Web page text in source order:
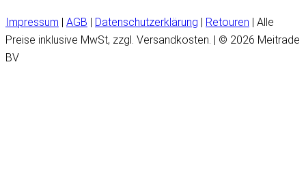
Impressum AGB Datenschutzerklärung Retouren | Alle
Preise inklusive MwSt, zzgl. Versandkosten. | © 2026 Meitrade
BV